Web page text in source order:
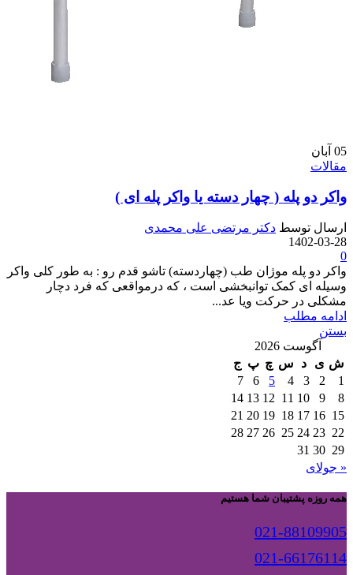
05 آبان
مقالات
واکر دو پله ( چهار دسته یا واکر پله ای )
ارسال توسط دکتر مرتضی علی محمدی
1402-03-28
0
واکر دو پله موژان طب (چهاردسته) تاشو قدم رو : به طور کلی واکر
وسیله ای کمک توانبخشی است ، که درمواقعی که فرد دچار
مشکلی در حرکت ویا عد...
ادامه مطلب
بستن
آگوست 2026
ش ی د س چ پ ج
1
2
3
4
5
6
7
8
9
10
11
12
13
14
15
16
17
18
19
20
21
22
23
24
25
26
27
28
29
30
31
« جولای
همه روزه پشتیبان شما هستیم
021-88109905
021-66176114